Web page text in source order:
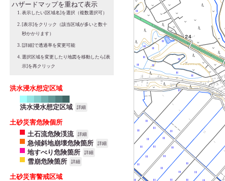
ハザードマップを重ねて表示
表示したい[区域名]を選択（複数選択可）
[表示]をクリック（該当区域が多いと数十
秒かかります）
[詳細]で透過率を変更可能
選択区域を変更したり地図を移動したら[表
示]を再クリック
洪水浸水想定区域
洪水浸水想定区域 詳細
土砂災害危険個所
土石流危険渓流
詳細
急傾斜地崩壊危険箇所 詳細
地すべり危険箇所 詳細
雪崩危険箇所 詳細
土砂災害警戒区域